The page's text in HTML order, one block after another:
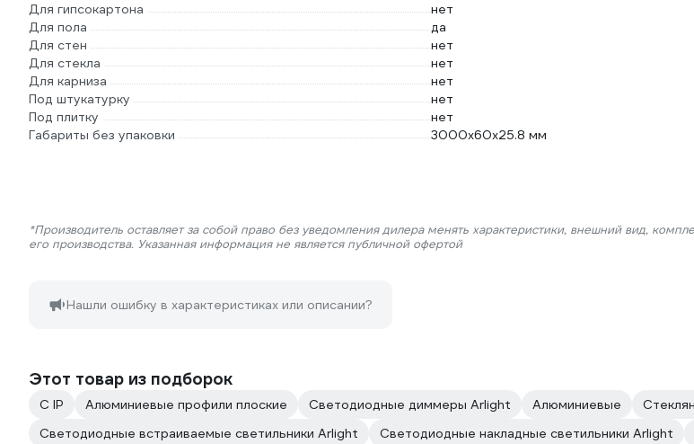
Для гипсокартона
нет
Для пола
да
Для стен
нет
Для стекла
нет
Для карниза
нет
Под штукатурку
нет
Под плитку
нет
Габариты без упаковки
3000х60х25.8 мм
*Производитель оставляет за собой право без уведомления дилера менять характеристики, внешний вид,
его производства. Указанная информация не является публичной офертой
Нашли ошибку в характеристиках или описании?
Этот товар из подборок
С IP Алюминиевые профили плоские Светодиодные диммеры Arlight Алюминиевые
Светодиодные встраиваемые светильники Arlight
Светодиодные накладные светильники Arlight